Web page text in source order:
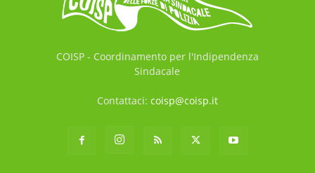
COISP - Coordinamento per l'Indipendenza
Sindacale
Contattaci: coisp@coisp.it